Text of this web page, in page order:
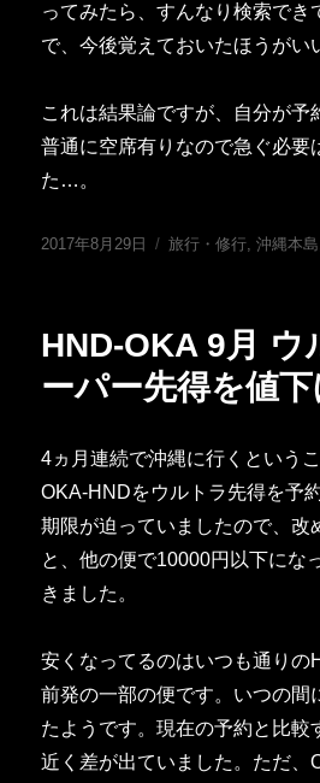
ってみたら、すんなり検索でき
で、今後覚えておいたほうがい
これは結果論ですが、自分が予
普通に空席有りなので急ぐ必要
た…。
投
2017年8月29日
カ
ー
旅行・修行,沖縄本島
HND-OKA 9月 ウ
ーパー先得を値
4ヵ月連続で沖縄に行くという
OKA-HNDをウルトラ先得を予
期限が迫っていましたので、改
と、他の便で10000円以下にな
きました。
安くなってるのはいつも通りの
前発の一部の便です。いつの間
たようです。現在の予約と比較
近く差が出ていました。ただ、